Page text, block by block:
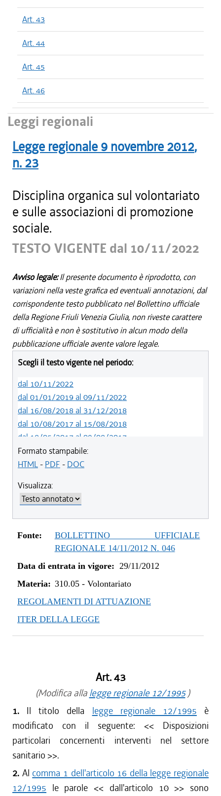
Art. 43
Art. 44
Art. 45
Art. 46
Leggi regionali
Legge regionale 9 novembre 2012,
n. 23
Disciplina organica sul volontariato
e sulle associazioni di promozione
sociale.
TESTO VIGENTE dal 10/11/2022
Avviso legale:Il presente documento è riprodotto, con
variazioni nella veste grafica ed eventuali annotazioni, dal
corrispondente testo pubblicato nel Bollettino ufficiale
della Regione Friuli Venezia Giulia, non riveste carattere
di ufficialità e non è sostitutivo in alcun modo della
pubblicazione ufficiale avente valore legale.
Scegli il testo vigente nel periodo:
dal 10/11/2022
dal 01/01/2019 al 09/11/2022
dal 16/08/2018 al 31/12/2018
dal 10/08/2017 al 15/08/2018
dal 18/05/2017 al 09/08/2017
dal 13/08/2016 al 17/05/2017
dal 13/01/2016 al 12/08/2016
dal 07/01/2015 al 30/03/2015
dal 08/08/2014 al 06/01/2015
dal 16/11/2013 al 07/08/2014
dal 07/01/2013 al 15/11/2013
dal 29/11/2012 al 06/01/2013
Formato stampabile:
HTML- PDF - DOC
Visualizza:
Fonte:
BOLLETTINO UFFICIALE
REGIONALE 14/11/2012 N. 046
Data di entrata in vigore: 29/11/2012
Materia: 310.05- Volontariato
REGOLAMENTI DI ATTUAZIONE
ITER DELLA LEGGE
Art. 43
(Modifica alla legge regionale 12/1995)
1. Il titolo della legge regionale 12/1995 è
modificato con il seguente: << Disposizioni
particolari concernenti interventi nel settore
sanitario >>.
2. Al comma 1 dell'articolo 16 della legge regionale
12/1995 le parole << dall'articolo 10>> sono